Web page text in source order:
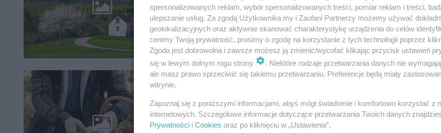
pierwszy rzut oka wydaje się typową polską miejscowością. Jej populacja w 2002
wynosiła zaledwie 365 osób, co cz…
Choć wielu grzybiarzy sezon kojarzy głównie z jesienią, także latem można wrócić
pełnym koszem. W tym roku wysokie temperatury chwilowo zahamowały wzrost
ale według ekspertów sytuac…
spersonalizowanych reklam, wybór spersonalizowanych treści, pomiar reklam i treści,
ulepszanie usług. Za zgodą Użytkownika my i Zaufani Partnerzy możemy używać
geolokalizacyjnych oraz aktywnie skanować charakterystykę urządzenia do celów
cenimy Twoją prywatność, prosimy o zgodę na korzystanie z tych technologii poprzez
Zgoda jest dobrowolna i zawsze możesz ją zmienić/wycofać klikając przycisk ustawień
się w lewym dolnym rogu strony
. Niektóre rodzaje przetwarzania danych nie
ale masz prawo sprzeciwić się takiemu przetwarzaniu. Preferencje będą miały
witrynie.
Zapoznaj się z poniższymi informacjami, abyś mógł świadomie i komfortowo korzystać z
internetowych. Szczegółowe informacje dotyczące przetwarzania Twoich danych
Prywatności i Cookies oraz po kliknięciu w „Ustawienia”.